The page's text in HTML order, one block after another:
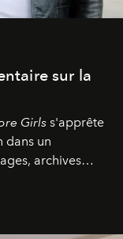
sur la
Girls s'apprête
dans un
archives
phénomène